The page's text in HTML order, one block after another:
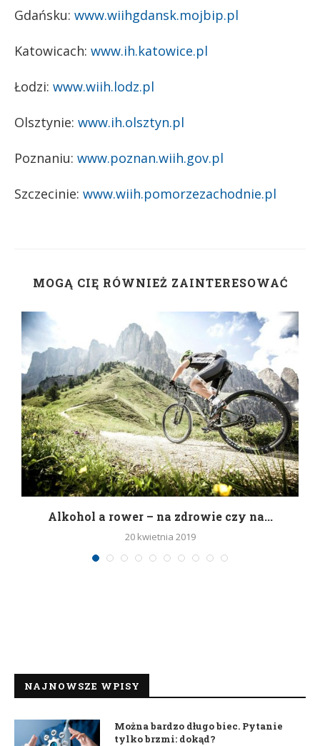
Gdańsku: www.wiihgdansk.mojbip.pl
Katowicach: www.ih.katowice.pl
Łodzi: www.wiih.lodz.pl
Olsztynie: www.ih.olsztyn.pl
Poznaniu: www.poznan.wiih.gov.pl
Szczecinie: www.wiih.pomorzezachodnie.pl
MOGĄ CIĘ RÓWNIEŻ ZAINTERESOWAĆ
Alkohol a rower – na zdrowie czy na...
20 kwietnia 2019
NAJNOWSZE WPISY
Można bardzo długo biec. Pytanie
tylko brzmi: dokąd?